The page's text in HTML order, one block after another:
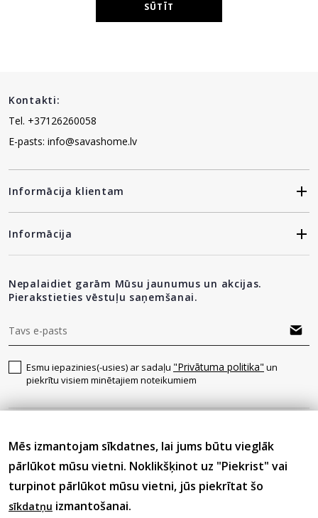
SŪTĪT
Kontakti:
Tel. +37126260058
E-pasts: info@savashome.lv
Informācija klientam
Informācija
Nepalaidiet garām Mūsu jaunumus un akcijas.
Pierakstieties vēstuļu saņemšanai.
Esmu iepazinies(-usies) ar sadaļu "Privātuma politika" un
piekrītu visiem minētajiem noteikumiem
Mēs izmantojam sīkdatnes, lai jums būtu vieglāk
pārlūkot mūsu vietni. Noklikšķinot uz "Piekrist" vai
turpinot pārlūkot mūsu vietni, jūs piekrītat šo
sīkdatņu izmantošanai.